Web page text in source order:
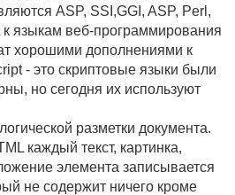
ASP, SSI,GGI, ASP, Perl,
языкам веб-программирования
хорошими дополнениями к
- это скриптовые языки были
но сегодня их используют
разметки документа.
каждый текст, картинка,
элемента записывается
не содержит ничего кроме